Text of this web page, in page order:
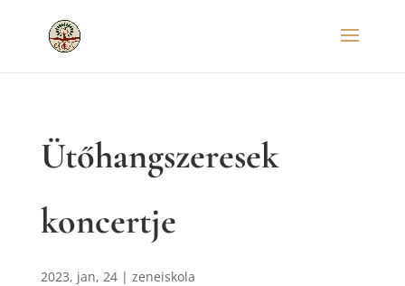
Ütőhangszeresek
koncertje
2023, jan, 24| zeneiskola